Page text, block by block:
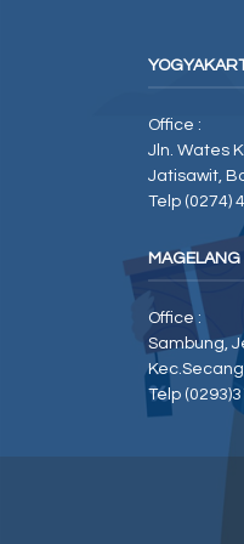
Office :
Jln. Wates
Jatisawit,
Telp (0274)
MAGELANG
Office :
Sambung,
Telp